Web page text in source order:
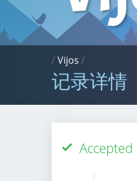
/Vijos /
记录详情
Accepted